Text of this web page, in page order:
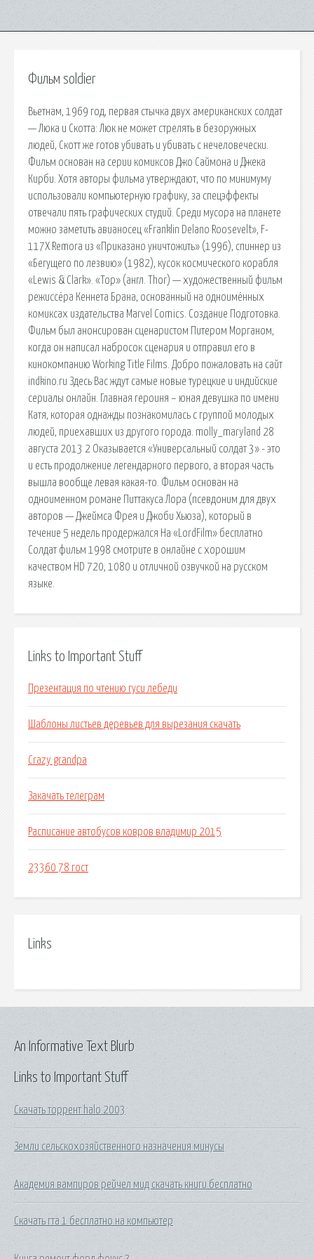
Фильм soldier
Вьетнам, 1969 год, первая стычка двух американских солдат
— Люка и Скотта: Люк не может стрелять в безоружных
людей, Скотт же готов убивать и убивать с нечеловечески.
Фильм основан на серии комиксов Джо Саймона и Джека
Кирби. Хотя авторы фильма утверждают, что по минимуму
использовали компьютерную графику, за спецэффекты
отвечали пять графических студий. Среди мусора на планете
можно заметить авианосец «Franklin Delano Roosevelt», F-
117X Remora из «Приказано уничтожить» (1996), спиннер из
«Бегущего по лезвию» (1982), кусок космического корабля
«Lewis & Clark». «Тор» (англ. Thor) — художественный фильм
режиссёра Кеннета Брана, основанный на одноимённых
комиксах издательства Marvel Comics. Создание Подготовка.
Фильм был анонсирован сценаристом Питером Морганом,
когда он написал набросок сценария и отправил его в
кинокомпанию Working Title Films. Добро пожаловать на сайт
indkino.ru Здесь Вас ждут самые новые турецкие и индийские
сериалы онлайн. Главная героиня – юная девушка по имени
Катя, которая однажды познакомилась с группой молодых
людей, приехавших из другого города. molly_maryland 28
августа 2013 2 Оказывается «Универсальный солдат 3» - это
и есть продолжение легендарного первого, а вторая часть
вышла вообще левая какая-то. Фильм основан на
одноименном романе Питтакуса Лора (псевдоним для двух
авторов — Джеймса Фрея и Джоби Хьюза), который в
течение 5 недель продержался На «LordFilm» бесплатно
Солдат фильм 1998 смотрите в онлайне с хорошим
качеством HD 720, 1080 и отличной озвучкой на русском
языке.
Links to Important Stuff
Презентация по чтению гуси лебеди
Шаблоны листьев деревьев для вырезания скачать
Crazy grandpa
Закачать телеграм
Расписание автобусов ковров владимир 2015
23360 78 гост
Links
Links to Important Stuff
Скачать торрент halo 2003
Земли сельскохозяйственного назначения минусы
Академия вампиров рейчел мид скачать книги бесплатно
Скачать гта 1 бесплатно на компьютер
An Informative Text Blurb